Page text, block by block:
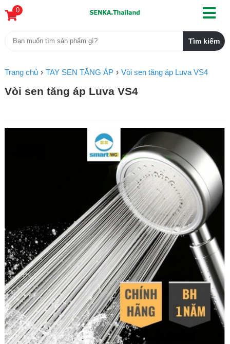
0
Trang chủ TAY SEN TĂNG ÁP Vòi sen tăng áp Luva VS4
Vòi sen tăng áp Luva VS4